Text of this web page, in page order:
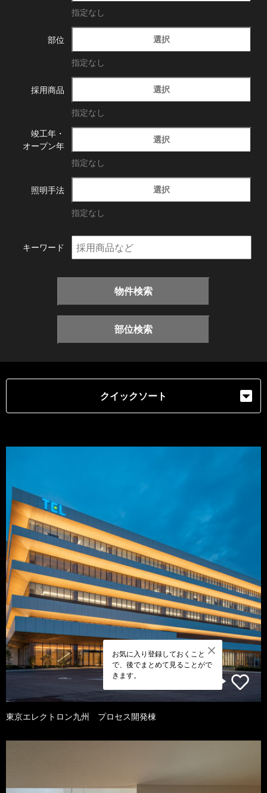
指定なし
部位 選択
指定なし
採用商品 選択
指定なし
竣工年・
オープン年
選択
指定なし
照明手法 選択
指定なし
キーワード
物件検索
部位検索
クイックソート
お気に入り登録しておくこと
で、後でまとめて見ることがで
きます。
東京エレクトロン九州 プロセス開発棟